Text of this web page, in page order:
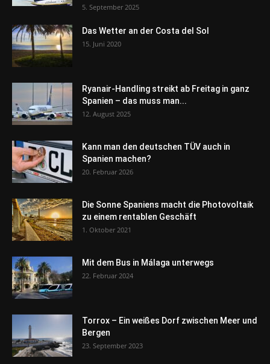
5. September 2025
Das Wetter an der Costa del Sol
15. Juni 2020
Ryanair-Handling streikt ab Freitag in ganz
Spanien – das muss man...
12. August 2025
Kann man den deutschen TÜV auch in
Spanien machen?
20. Februar 2026
Die Sonne Spaniens macht die Photovoltaik
zu einem rentablen Geschäft
1. Oktober 2021
Mit dem Bus in Málaga unterwegs
22. Februar 2024
Torrox – Ein weißes Dorf zwischen Meer und
Bergen
23. September 2023